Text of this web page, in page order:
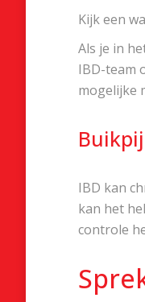
Kijk een
Als je in
IBD-team
mogelijke
IBD kan
kan het
controle